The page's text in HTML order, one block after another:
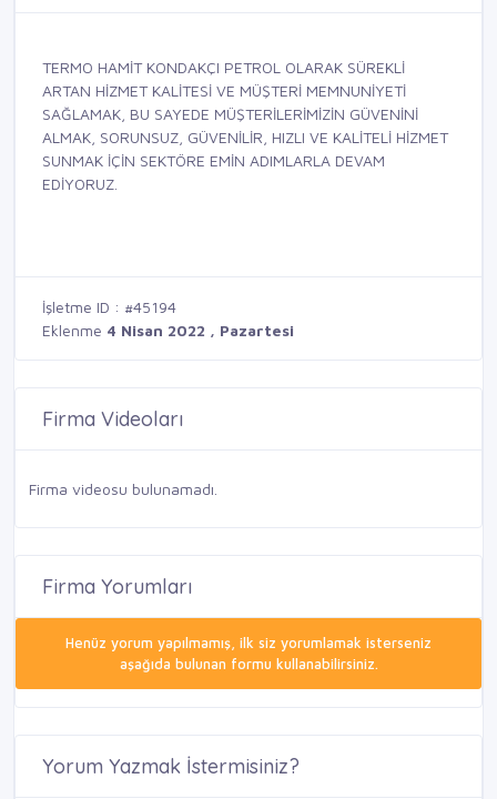
TERMO HAMİT KONDAKÇI PETROL OLARAK SÜREKLİ
ARTAN HİZMET KALİTESİ VE MÜŞTERİ MEMNUNİYETİ
SAĞLAMAK, BU SAYEDE MÜŞTERİLERİMİZİN GÜVENİNİ
ALMAK, SORUNSUZ, GÜVENİLİR, HIZLI VE KALİTELİ HİZMET
SUNMAK İÇİN SEKTÖRE EMİN ADIMLARLA DEVAM
EDİYORUZ.
İşletme ID : #45194
Eklenme 4 Nisan 2022 , Pazartesi
Firma Videoları
Firma videosu bulunamadı.
Firma Yorumları
Henüz yorum yapılmamış, ilk siz yorumlamak isterseniz
aşağıda bulunan formu kullanabilirsiniz.
Yorum Yazmak İstermisiniz?